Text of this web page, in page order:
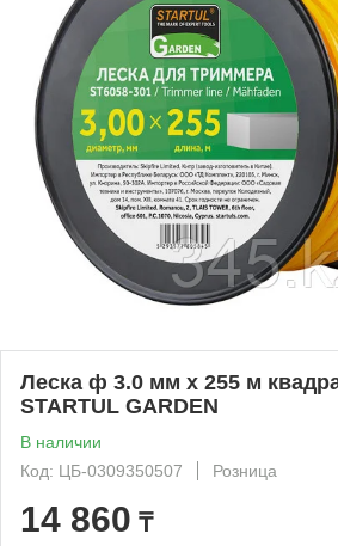
Леска ф 3.0 мм х 255 м
STARTUL GARDEN
В наличии
Код: ЦБ-0309350507
Розница
14 860 ₸